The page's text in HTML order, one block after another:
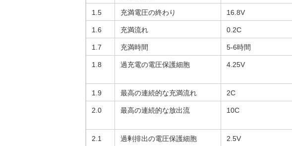
1.5 充満電圧の終わり 16.8V
1.6 充満流れ 0.2C
1.7 充満時間 5-6時間
1.8 過充電の電圧保護細胞 4.25V
1.9 最高の連続的な充満流れ 2C
2.0 最高の連続的な放出流 10C
2.1 過剰排出の電圧保護細胞 2.5V